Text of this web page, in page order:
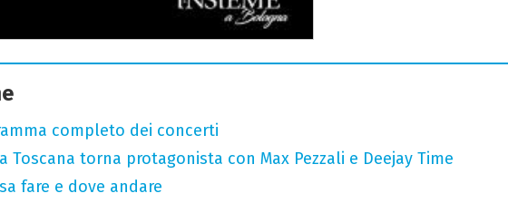
completo dei concerti
Toscana torna protagonista con Max Pezzali e Deejay Time
fare e dove andare